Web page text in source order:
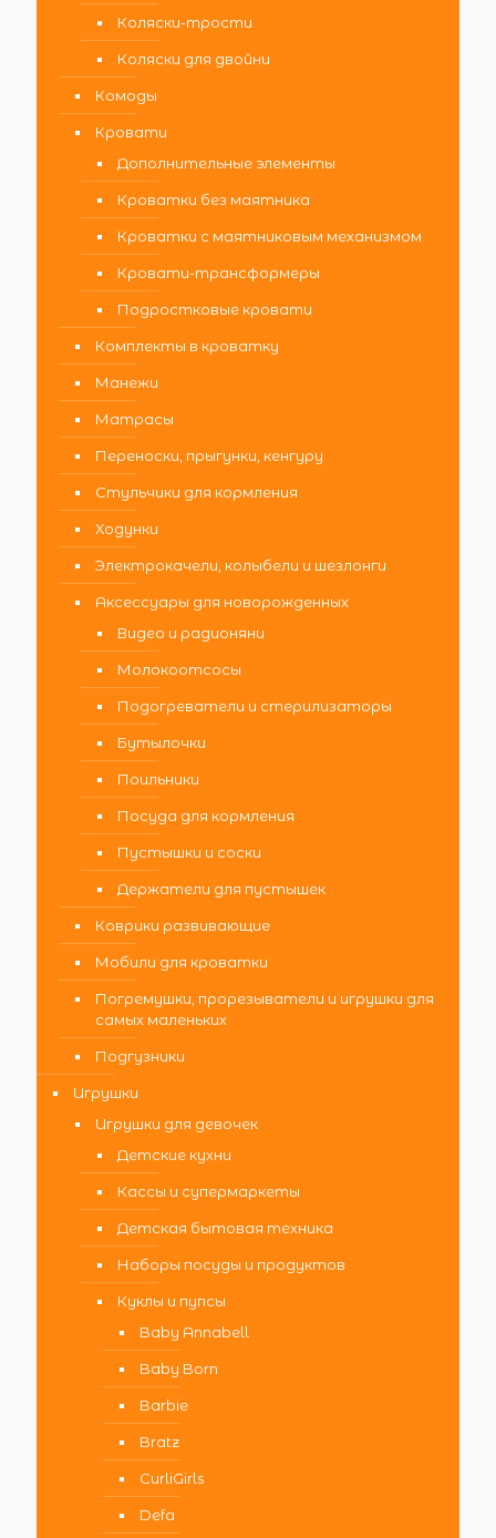
Коляски-трости
Коляски для двойни
Комоды
Кровати
Дополнительные элементы
Кроватки без маятника
Кроватки с маятниковым механизмом
Кровати-трансформеры
Подростковые кровати
Комплекты в кроватку
Манежи
Матрасы
Переноски, прыгунки, кенгуру
Стульчики для кормления
Ходунки
Электрокачели, колыбели и шезлонги
Аксессуары для новорожденных
Видео и радионяни
Молокоотсосы
Подогреватели и стерилизаторы
Бутылочки
Поильники
Посуда для кормления
Пустышки и соски
Держатели для пустышек
Коврики развивающие
Мобили для кроватки
Погремушки, прорезыватели и игрушки для
самых маленьких
Подгузники
Игрушки
Игрушки для девочек
Детские кухни
Кассы и супермаркеты
Детская бытовая техника
Наборы посуды и продуктов
Куклы и пупсы
Baby Annabell
Baby Born
Barbie
Bratz
CurliGirls
Defa